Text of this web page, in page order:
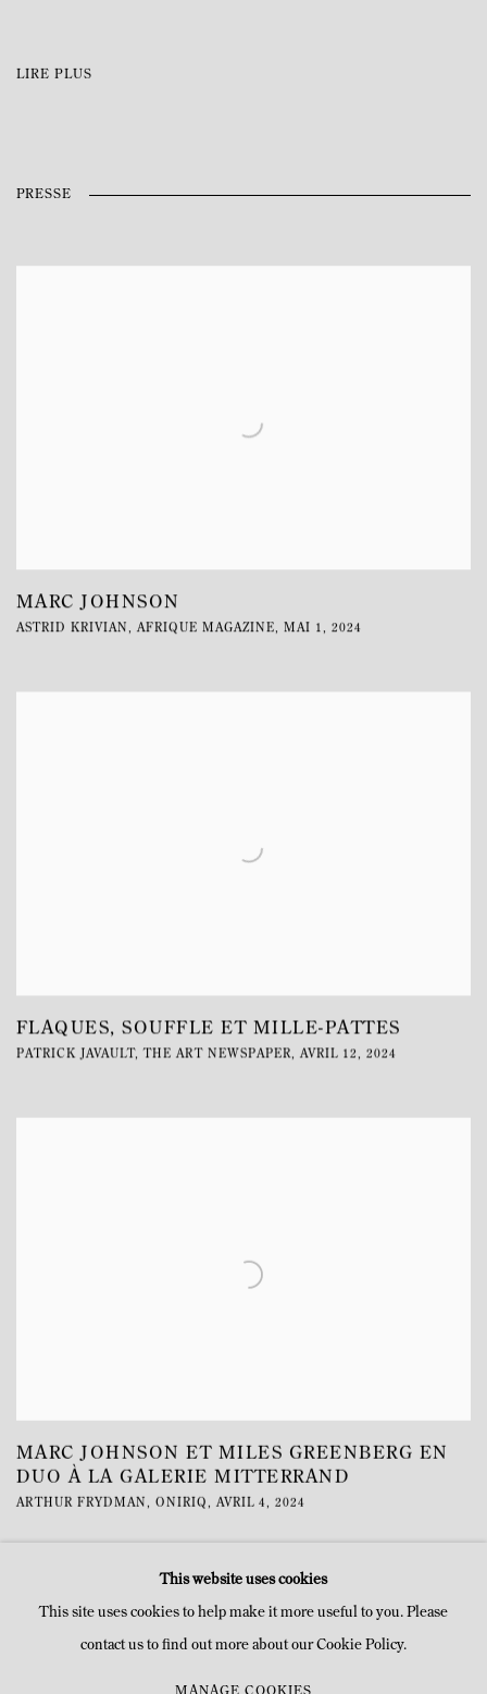
LIRE PLUS
PRESSE
MARC JOHNSON
ASTRID KRIVIAN, AFRIQUE MAGAZINE, MAI 1, 2024
FLAQUES, SOUFFLE ET MILLE-PATTES
PATRICK JAVAULT, THE ART NEWSPAPER, AVRIL 12, 2024
MARC JOHNSON ET MILES GREENBERG EN
DUO À LA GALERIE MITTERRAND
ARTHUR FRYDMAN, ONIRIQ, AVRIL 4, 2024
This website uses cookies
This site uses cookies to help make it more useful to you. Please
contact us to find out more about our Cookie Policy.